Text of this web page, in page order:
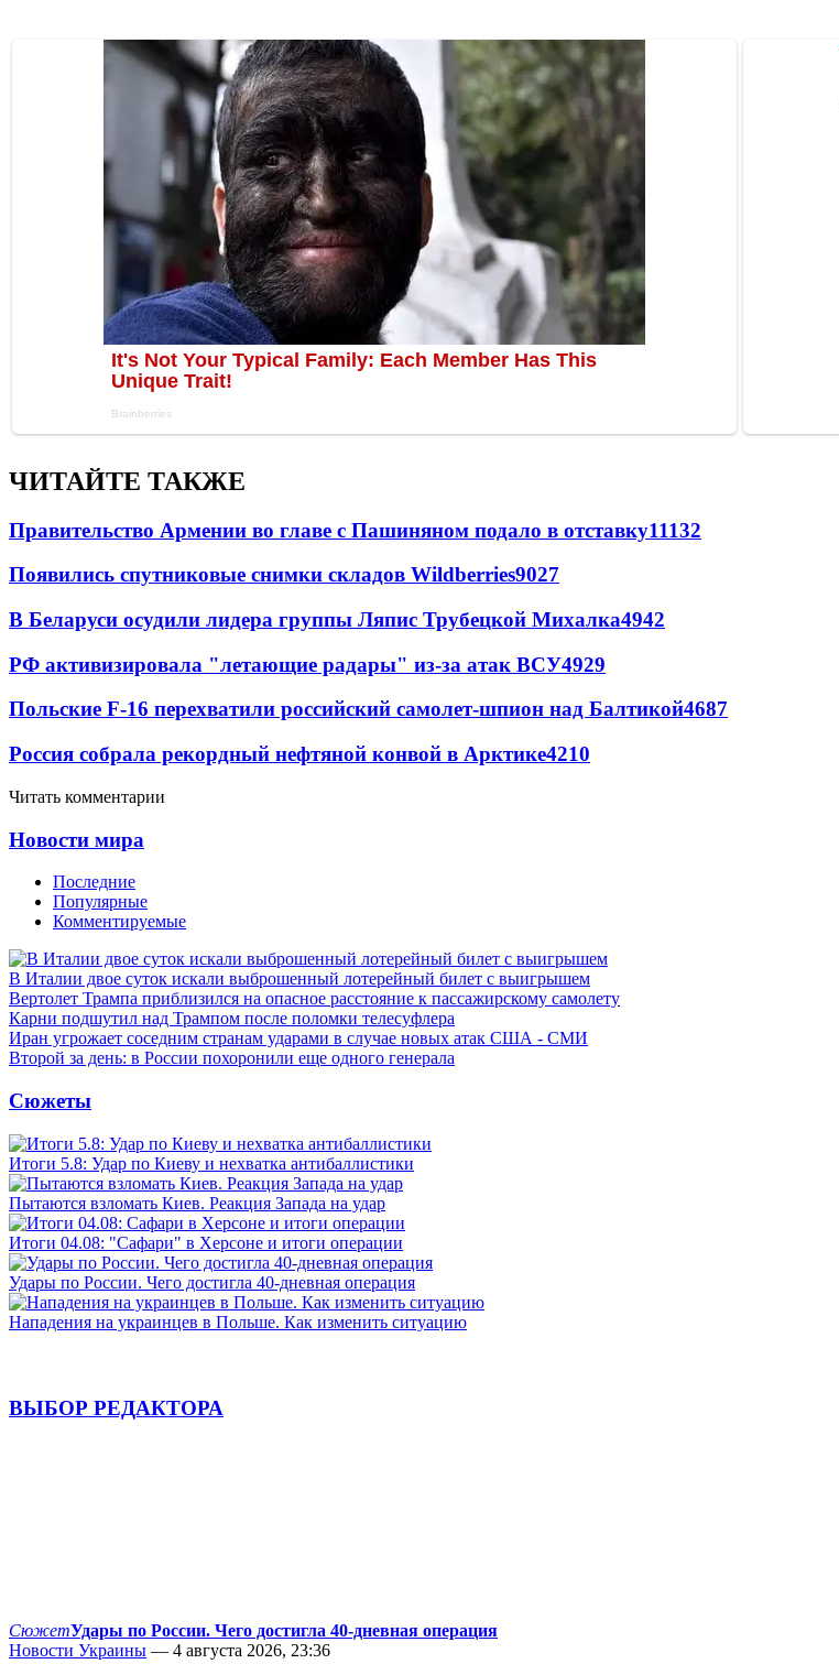
ЧИТАЙТЕ ТАКЖЕ
Правительство Армении во главе с Пашиняном подало в отставку11132
Появились спутниковые снимки складов Wildberries9027
В Беларуси осудили лидера группы Ляпис Трубецкой Михалка4942
РФ активизировала "летающие радары" из-за атак ВСУ4929
Польские F-16 перехватили российский самолет-шпион над Балтикой4687
Россия собрала рекордный нефтяной конвой в Арктике4210
Читать комментарии
Новости мира
Последние
Популярные
Комментируемые
В Италии двое суток искали выброшенный лотерейный билет с выигрышем
Вертолет Трампа приблизился на опасное расстояние к пассажирскому самолету
Карни подшутил над Трампом после поломки телесуфлера
Иран угрожает соседним странам ударами в случае новых атак США - СМИ
Второй за день: в России похоронили еще одного генерала
Сюжеты
Итоги 5.8: Удар по Киеву и нехватка антибаллистики
Пытаются взломать Киев. Реакция Запада на удар
Итоги 04.08: "Сафари" в Херсоне и итоги операции
Удары по России. Чего достигла 40-дневная операция
Нападения на украинцев в Польше. Как изменить ситуацию
ВЫБОР РЕДАКТОРА
СюжетУдары по России. Чего достигла 40-дневная операция
Новости Украины — 4 августа 2026, 23:36